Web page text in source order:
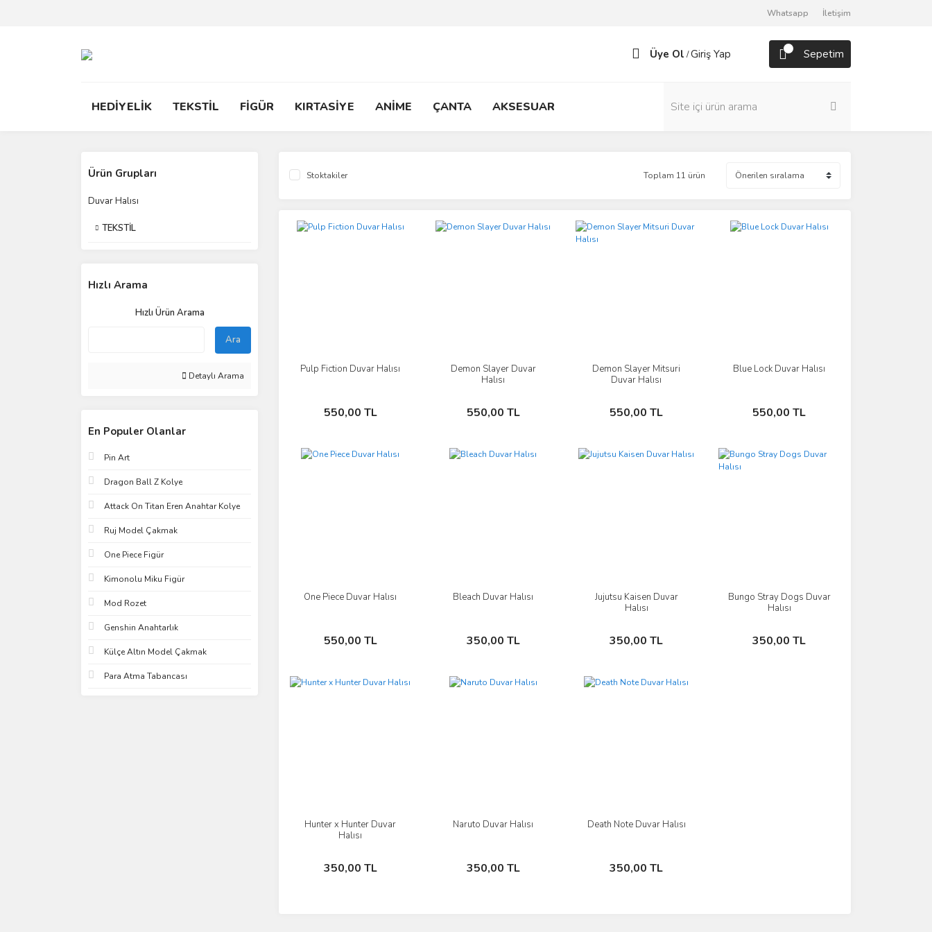
Whatsapp İletişim
Üye Ol /Giriş Yap Sepetim
HEDİYELİK TEKSTİL FİGÜR KIRTASİYE ANİME ÇANTA AKSESUAR
Ürün Grupları
Duvar Halısı
TEKSTİL
Hızlı Arama
Hızlı Ürün Arama
Ara
Detaylı Arama
En Populer Olanlar
Pin Art
Dragon Ball Z Kolye
Attack On Titan Eren Anahtar Kolye
Ruj Model Çakmak
One Piece Figür
Kimonolu Miku Figür
Mod Rozet
Genshin Anahtarlık
Külçe Altın Model Çakmak
Para Atma Tabancası
Stoktakiler Toplam 11 ürün
Pulp Fiction Duvar Halısı
550,00 TL
İncele
Sepete Ekle
Demon Slayer Duvar
Halısı
550,00 TL
İncele
Sepete Ekle
Demon Slayer Mitsuri
Duvar Halısı
550,00 TL
İncele
Sepete Ekle
Blue Lock Duvar Halısı
550,00 TL
İncele
Sepete Ekle
One Piece Duvar Halısı
550,00 TL
İncele
Sepete Ekle
Bleach Duvar Halısı
350,00 TL
İncele
Sepete Ekle
Jujutsu Kaisen Duvar
Halısı
350,00 TL
İncele
Sepete Ekle
Bungo Stray Dogs Duvar
Halısı
350,00 TL
İncele
Sepete Ekle
Hunter x Hunter Duvar
Halısı
350,00 TL
İncele
Sepete Ekle
Naruto Duvar Halısı
350,00 TL
İncele
Sepete Ekle
Death Note Duvar Halısı
350,00 TL
İncele
Sepete Ekle